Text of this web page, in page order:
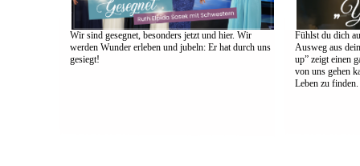
Wir sind gesegnet, besonders jetzt und hier. Wir
werden Wunder erleben und jubeln: Er hat durch uns
gesiegt!
Fühlst du dich
Ausweg aus
up” zeigt einen
von uns gehen
Leben zu finden.